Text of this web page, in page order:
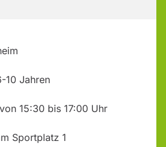
10 Jahren
15:30 bis 17:00 Uhr
Sportplatz 1